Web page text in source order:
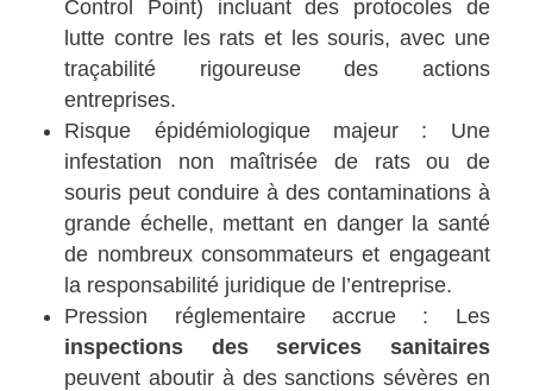
Control Point) incluant des protocoles de
lutte contre les rats et les souris, avec une
traçabilité rigoureuse des actions
entreprises.
Risque épidémiologique majeur : Une
infestation non maîtrisée de rats ou de
souris peut conduire à des contaminations à
grande échelle, mettant en danger la santé
de nombreux consommateurs et engageant
la responsabilité juridique de l’entreprise.
Pression réglementaire accrue : Les
inspections des services sanitaires
peuvent aboutir à des sanctions sévères en